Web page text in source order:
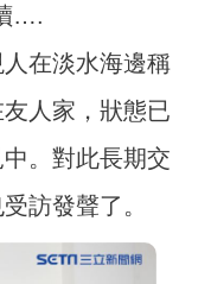
….
在淡水海邊稱
人家，狀態已
。對此長期交
訪發聲了。